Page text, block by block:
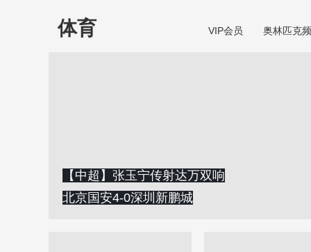
体育 VIP会员 奥林匹克
【中超】张玉宁传射达万双响
北京国安4-0深圳新鹏城